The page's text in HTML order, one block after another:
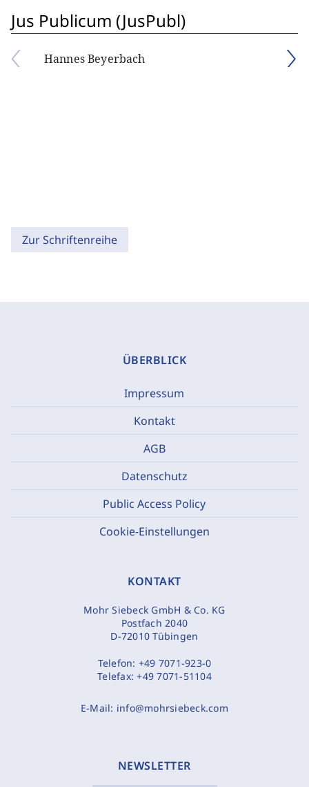
Jus Publicum (JusPubl)
Hannes Beyerbach
Zur Schriftenreihe
ÜBERBLICK
Impressum
Kontakt
AGB
Datenschutz
Public Access Policy
Cookie-Einstellungen
KONTAKT
Mohr Siebeck GmbH & Co. KG
Postfach 2040
D-72010 Tübingen
Telefon: +49 7071-923-0
Telefax:+49 7071-51104
E-Mail: info@mohrsiebeck.com
NEWSLETTER